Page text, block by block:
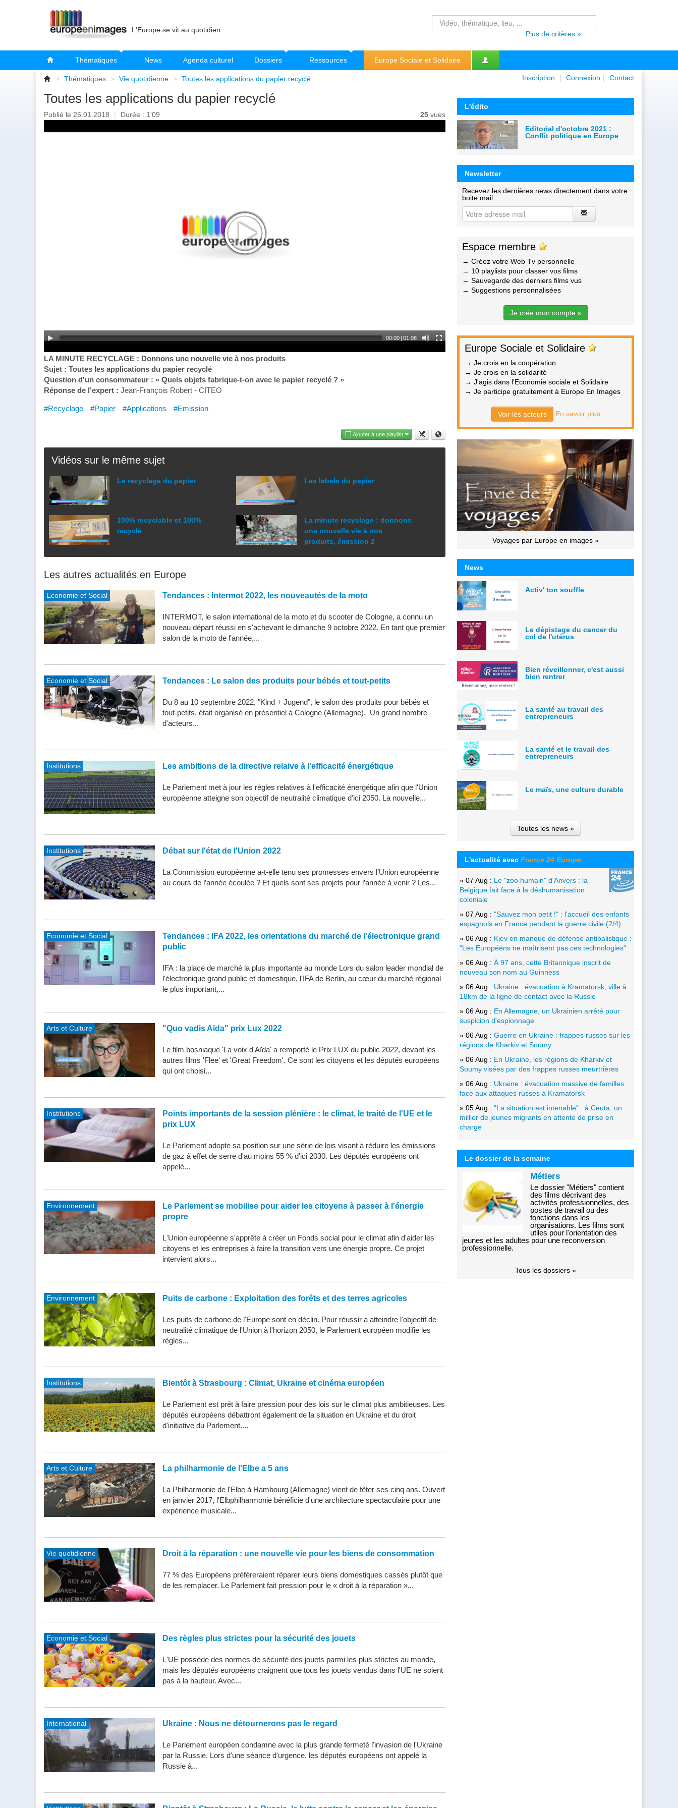
L'Europe se vit au quotidien Plus de critères »
Thématiques News Agenda culturel Dossiers Ressources Europe Sociale et Solidaire
> Thématiques > Vie quotidienne > Toutes les applications du papier recyclé Inscription | Connexion | Contact
Toutes les applications du papier recyclé
Publié le 25.01.2018 | Durée : 1'09 25vues
00:00 | 01:08
LA MINUTE RECYCLAGE : Donnons une nouvelle vie à nos produits
Sujet : Toutes les applications du papier recyclé
Question d'un consommateur : « Quels objets fabrique-t-on avec le papier recyclé ? »
Réponse de l'expert : Jean-François Robert - CITEO
#Recyclage #Papier #Applications #Emission
Ajouter à une playlist
Vidéos sur le même sujet
Le recyclage du papier
100% recyclable et 100%
recyclé
Les labels du papier
La minute recyclage : donnons
une nouvelle vie à nos
produits, émission 2
Les autres actualités en Europe
Economie et Social Tendances : Intermot 2022, les nouveautés de la moto
INTERMOT, le salon international de la moto et du scooter de Cologne, a connu un
nouveau départ réussi en s'achevant le dimanche 9 octobre 2022. En tant que premier
salon de la moto de l'année,...
Economie et Social Tendances : Le salon des produits pour bébés et tout-petits
Du 8 au 10 septembre 2022, "Kind + Jugend", le salon des produits pour bébés et
tout-petits, était organisé en présentiel à Cologne (Allemagne). Un grand nombre
d'acteurs...
Institutions Les ambitions de la directive relaive à l'efficacité énergétique
Le Parlement met à jour les règles relatives à l'efficacité énergétique afin que l'Union
européenne atteigne son objectif de neutralité climatique d'ici 2050. La nouvelle...
Institutions Débat sur l'état de l'Union 2022
La Commission européenne a-t-elle tenu ses promesses envers l’Union européenne
au cours de l’année écoulée ? Et quels sont ses projets pour l’année à venir ? Les...
Economie et Social
Tendances : IFA 2022, les orientations du marché de l'électronique grand
public
IFA : la place de marché la plus importante au monde Lors du salon leader mondial de
l'électronique grand public et domestique, l'IFA de Berlin, au cœur du marché régional
le plus important,...
Arts et Culture "Quo vadis Aïda" prix Lux 2022
Le film bosniaque 'La voix d'Aïda' a remporté le Prix LUX du public 2022, devant les
autres films 'Flee' et 'Great Freedom'. Ce sont les citoyens et les députés européens
qui ont choisi...
Institutions
Points importants de la session plénière : le climat, le traité de l'UE et le
prix LUX
Le Parlement adopte sa position sur une série de lois visant à réduire les émissions
de gaz à effet de serre d'au moins 55 % d'ici 2030. Les députés européens ont
appelé...
Environnement
Le Parlement se mobilise pour aider les citoyens à passer à l'énergie
propre
L'Union européenne s'apprête à créer un Fonds social pour le climat afin d'aider les
citoyens et les entreprises à faire la transition vers une énergie propre. Ce projet
intervient alors...
Environnement Puits de carbone : Exploitation des forêts et des terres agricoles
Les puits de carbone de l'Europe sont en déclin. Pour réussir à atteindre l'objectif de
neutralité climatique de l'Union à l'horizon 2050, le Parlement européen modifie les
règles...
Institutions Bientôt à Strasbourg : Climat, Ukraine et cinéma européen
Le Parlement est prêt à faire pression pour des lois sur le climat plus ambitieuses. Les
députés européens débattront également de la situation en Ukraine et du droit
d'initiative du Parlement....
Arts et Culture La philharmonie de l'Elbe a 5 ans
La Philharmonie de l'Elbe à Hambourg (Allemagne) vient de fêter ses cinq ans. Ouvert
en janvier 2017, l'Elbphilharmonie bénéficie d'une architecture spectaculaire pour une
expérience musicale...
Vie quotidienne Droit à la réparation : une nouvelle vie pour les biens de consommation
77 % des Européens préféreraient réparer leurs biens domestiques cassés plutôt que
de les remplacer. Le Parlement fait pression pour le « droit à la réparation »...
Economie et Social Des règles plus strictes pour la sécurité des jouets
L'UE possède des normes de sécurité des jouets parmi les plus strictes au monde,
mais les députés européens craignent que tous les jouets vendus dans l'UE ne soient
pas à la hauteur. Avec...
International Ukraine : Nous ne détournerons pas le regard
Le Parlement européen condamne avec la plus grande fermeté l'invasion de l'Ukraine
par la Russie. Lors d'une séance d'urgence, les députés européens ont appelé la
Russie à...
L'édito
Editorial d'octobre 2021 :
Conflit politique en Europe
Newsletter
Recevez les dernières news directement dans votre
boite mail.
Espace membre
→ Créez votre Web Tv personnelle
→ 10 playlists pour classer vos films
→ Sauvegarde des derniers films vus
→ Suggestions personnalisées
Je crée mon compte »
Europe Sociale et Solidaire
→ Je crois en la coopération
→ Je crois en la solidarité
→ J'agis dans l'Economie sociale et Solidaire
→ Je participe gratuitement à Europe En Images
Voir les acteurs En savoir plus
Voyages par Europe en images »
News
Activ' ton souffle
Le dépistage du cancer du
col de l'utérus
Bien réveillonner, c'est aussi
bien rentrer
La santé au travail des
entrepreneurs
La santé et le travail des
entrepreneurs
Le maïs, une culture durable
Toutes les news »
L'actualité avec France 24 Europe
» 07 Aug : Le "zoo humain" d'Anvers : la
Belgique fait face à la déshumanisation
coloniale
» 07 Aug : "Sauvez mon petit !" : l'accueil des enfants
espagnols en France pendant la guerre civile (2/4)
» 06 Aug : Kiev en manque de défense antibalistique :
"Les Européens ne maîtrisent pas ces technologies"
» 06 Aug : À 97 ans, cette Britannique inscrit de
nouveau son nom au Guinness
» 06 Aug : Ukraine : évacuation à Kramatorsk, ville à
18km de la ligne de contact avec la Russie
» 06 Aug : En Allemagne, un Ukrainien arrêté pour
suspicion d'espionnage
» 06 Aug : Guerre en Ukraine : frappes russes sur les
régions de Kharkiv et Soumy
» 06 Aug : En Ukraine, les régions de Kharkiv et
Soumy visées par des frappes russes meurtrières
» 06 Aug : Ukraine : évacuation massive de familles
face aux attaques russes à Kramatorsk
» 05 Aug : "La situation est intenable" : à Ceuta, un
millier de jeunes migrants en attente de prise en
charge
Le dossier de la semaine
Métiers
Le dossier "Métiers" contient
des films décrivant des
activités professionnelles, des
postes de travail ou des
fonctions dans les
organisations. Les films sont
utiles pour l'orientation des
jeunes et les adultes pour une reconversion
professionnelle.
Tous les dossiers »